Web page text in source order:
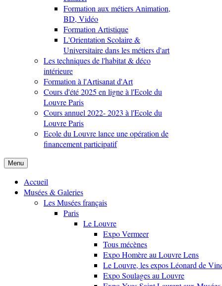
Formation aux métiers Animation,
BD, Vidéo
Formation Artistique
L'Orientation Scolaire &
Universitaire dans les métiers d'art
Les techniques de l'habitat & déco
intérieure
Formation à l'Artisanat d'Art
Cours d'été 2025 en ligne à l'Ecole du
Louvre Paris
Cours annuel 2022- 2023 à l'Ecole du
Louvre Paris
Ecole du Louvre lance une opération de
financement participatif
Menu
Accueil
Musées & Galeries
Les Musées français
Paris
Le Louvre
Expo Vermeer
Tous mécènes
Expo Homère au Louvre Lens
Le Louvre, les expos Léonard de
Expo Soulages au Louvre